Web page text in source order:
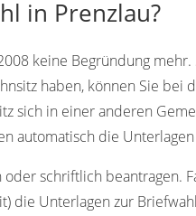
in Prenzlau?
keine Begründung mehr.
haben, können Sie bei
sich in einer anderen
automatisch die
schriftlich beantragen.
die Unterlagen zur